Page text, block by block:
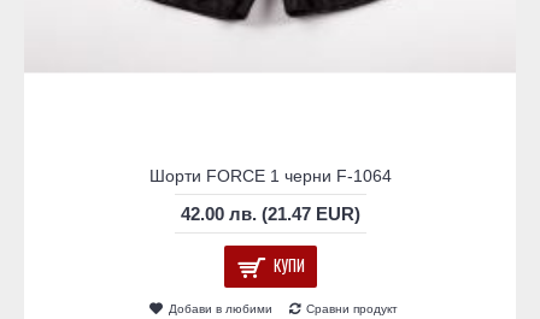
Шорти FORCE 1 черни F-1064
42.00 лв. (21.47 EUR)
КУПИ
Добави в любими Сравни продукт